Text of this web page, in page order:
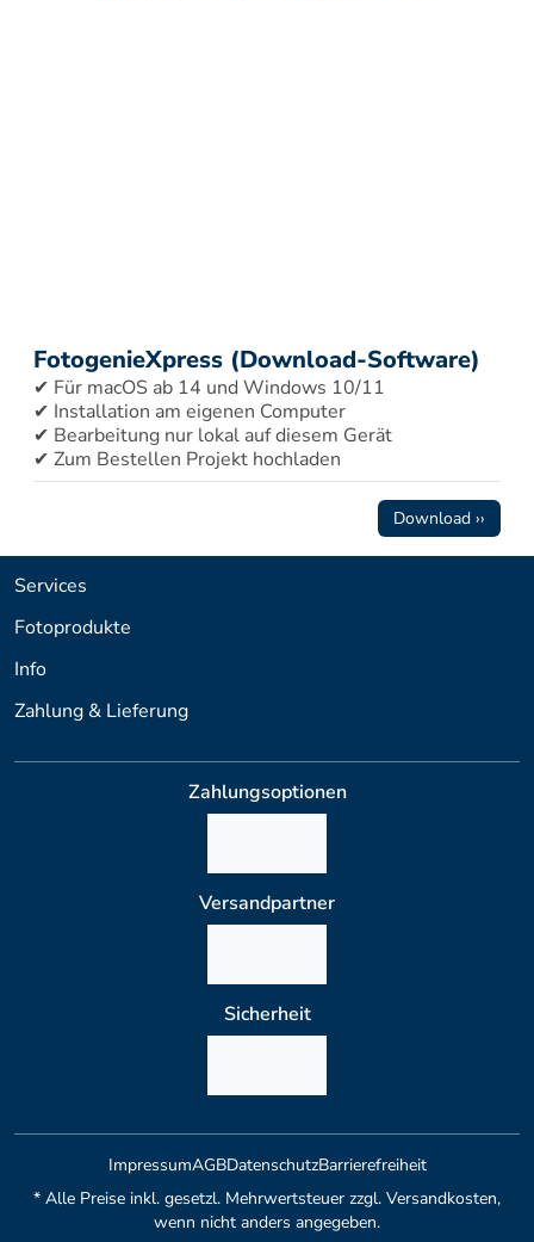
FotogenieXpress (Download-Software)
✔ Für macOS ab 14 und Windows 10/11
✔ Installation am eigenen Computer
✔ Bearbeitung nur lokal auf diesem Gerät
✔ Zum Bestellen Projekt hochladen
Download ››
Services
Fotoprodukte
Info
Zahlung & Lieferung
Zahlungsoptionen
Versandpartner
Sicherheit
ImpressumAGBDatenschutzBarrierefreiheit
* Alle Preise inkl. gesetzl. Mehrwertsteuer zzgl. Versandkosten,
wenn nicht anders angegeben.